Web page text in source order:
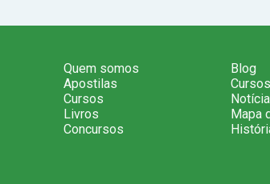
Quem somos
Apostilas
Cursos
Livros
Concursos
Blog
Mapa